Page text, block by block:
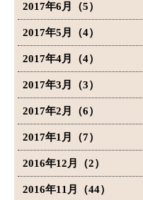
2017年6月（5）
2017年5月（4）
2017年4月（4）
2017年3月（3）
2017年2月（6）
2017年1月（7）
2016年12月（2）
2016年11月（44）